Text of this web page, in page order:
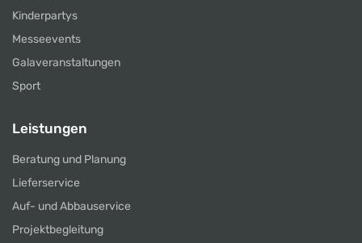
Kinderpartys
Messeevents
Galaveranstaltungen
Sport
Leistungen
Beratung und Planung
Lieferservice
Auf- und Abbauservice
Projektbegleitung